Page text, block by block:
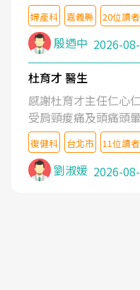
婦產科 嘉義縣 20位讀
殷迺中 2026-
杜育才 醫生
感謝杜育才主任仁心
受肩頸痠痛及頭痛頭
檢查,也嘗試過西醫打
沒有用,後來連吃到嗎
症狀,沒多久就痛起來,
台灣親友介紹忠孝醫
復健科 台北市 11位讀
劉淑媛 2026-